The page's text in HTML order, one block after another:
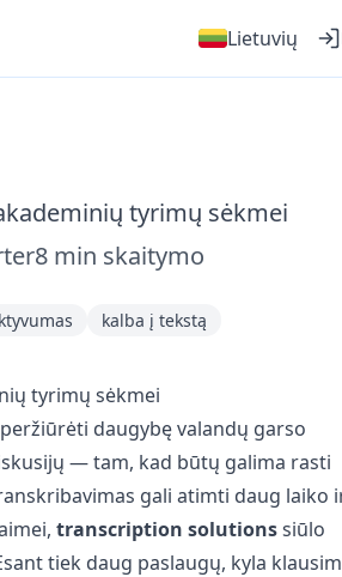
Lietuvių
tyrimų sėkmei
8 min skaitymo
kalba į tekstą
tyrimų sėkmei
daugybę valandų garso
— tam, kad būtų galima rasti
gali atimti daug laiko
transcription solutionssiūlo
tiek daug paslaugų, kyla